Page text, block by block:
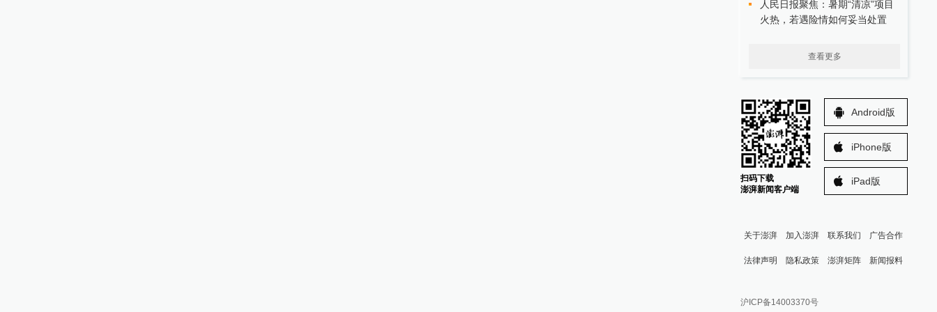
人民日报聚焦：暑期“清凉”项目
火热，若遇险情如何妥当处置
查看更多
扫码下载
澎湃新闻客户端
Android版
iPhone版
iPad版
关于澎湃 加入澎湃 联系我们 广告合作
法律声明 隐私政策 澎湃矩阵
澎湃新闻公众号
新闻报料
报料邮箱: news@thepaper.cn
沪ICP备14003370号